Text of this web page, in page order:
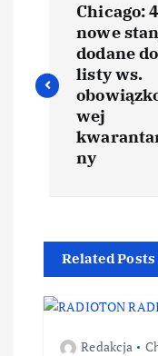
Chicago: 4
nowe
dodane do
listy ws.
wej
ny
Related Posts
Redakcja